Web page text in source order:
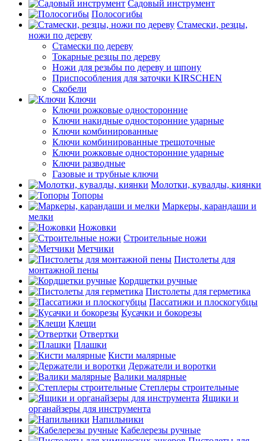
Садовый инструмент
Полосогибы
Стамески, резцы,
ножи по дереву
Стамески по дереву
Токарные резцы по дереву
Ножи для резьбы по дереву и шпону
Приспособления для заточки KIRSCHEN
Скобели
Ключи
Ключи рожковые односторонние
Ключи накидные односторонние ударные
Ключи комбинированные
Ключи комбинированные трещоточные
Ключи рожковые односторонние ударные
Ключи разводные
Газовые и трубные ключи
Молотки, кувалды, киянки
Топоры
Маркеры, карандаши и
мелки
Ножовки
Строительные ножи
Метчики
Пистолеты для
монтажной пены
Кордщетки ручные
Пистолеты для герметика
Пассатижи и плоскогубцы
Кусачки и бокорезы
Клещи
Отвертки
Плашки
Кисти малярные
Держатели и воротки
Валики малярные
Степлеры строительные
Ящики и
органайзеры для инструмента
Напильники
Кабелерезы ручные